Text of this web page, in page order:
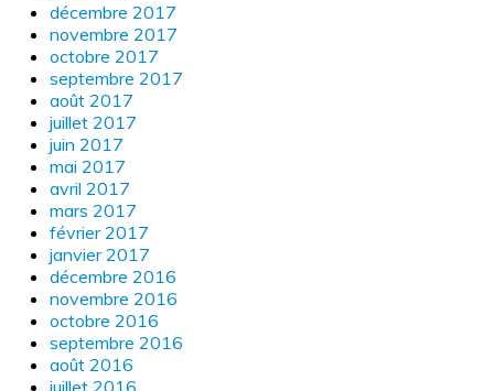
décembre 2017
novembre 2017
octobre 2017
septembre 2017
août 2017
juillet 2017
juin 2017
mai 2017
avril 2017
mars 2017
février 2017
janvier 2017
décembre 2016
novembre 2016
octobre 2016
septembre 2016
août 2016
juillet 2016